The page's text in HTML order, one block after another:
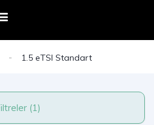
1.5 eTSI Standart
Filtreler (1)